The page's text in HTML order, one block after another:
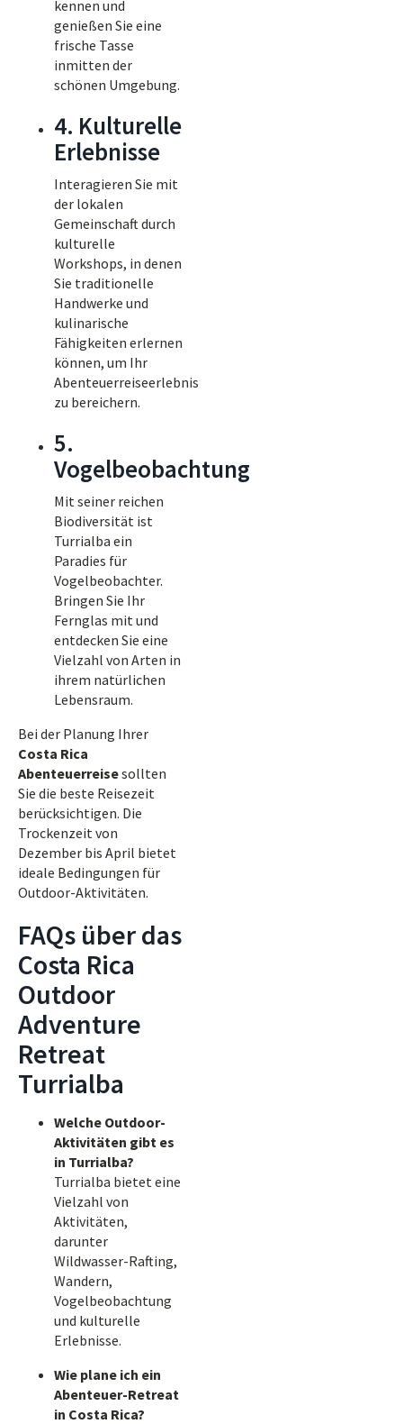
kennen und
genießen Sie eine
frische Tasse
inmitten der
schönen Umgebung.
4. Kulturelle
Erlebnisse
Interagieren Sie mit
der lokalen
Gemeinschaft durch
kulturelle
Workshops, in denen
Sie traditionelle
Handwerke und
kulinarische
Fähigkeiten erlernen
können, um Ihr
Abenteuerreiseerlebnis
zu bereichern.
5.
Vogelbeobachtung
Mit seiner reichen
Biodiversität ist
Turrialba ein
Paradies für
Vogelbeobachter.
Bringen Sie Ihr
Fernglas mit und
entdecken Sie eine
Vielzahl von Arten in
ihrem natürlichen
Lebensraum.
Bei der Planung Ihrer
Costa Rica
Abenteuerreisesollten
Sie die beste Reisezeit
berücksichtigen. Die
Trockenzeit von
Dezember bis April bietet
ideale Bedingungen für
Outdoor-Aktivitäten.
FAQs über das
Costa Rica
Outdoor
Adventure
Retreat
Turrialba
Welche Outdoor-
Aktivitäten gibt es
in Turrialba?
Turrialba bietet eine
Vielzahl von
Aktivitäten,
darunter
Wildwasser-Rafting,
Wandern,
Vogelbeobachtung
und kulturelle
Erlebnisse.
Wie plane ich ein
Abenteuer-Retreat
in Costa Rica?